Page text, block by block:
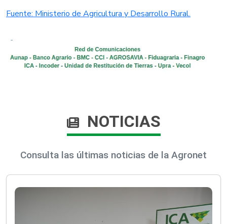
Fuente: Ministerio de Agricultura y Desarrollo Rural.​
NOTICIAS
Consulta las últimas noticias de la Agronet